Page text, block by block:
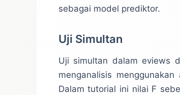
sebagai model prediktor.
Uji Simultan
Uji simultan dalam eviews
menganalisis
Dalam tutorial ini nilai F